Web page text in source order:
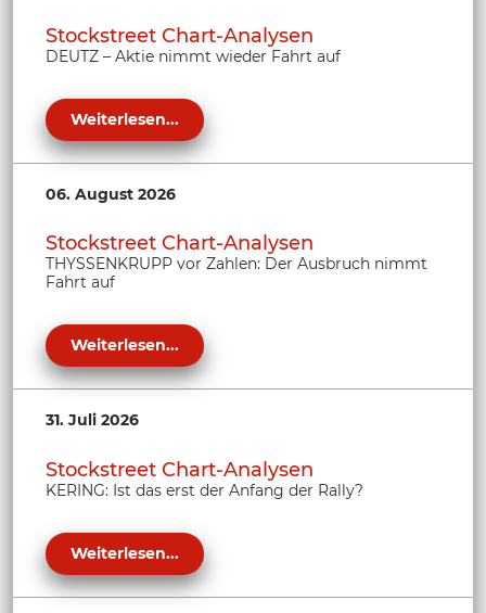
Stockstreet Chart-Analysen
DEUTZ – Aktie nimmt wieder Fahrt auf
Weiterlesen...
06. August 2026
Stockstreet Chart-Analysen
THYSSENKRUPP vor Zahlen: Der Ausbruch nimmt
Fahrt auf
Weiterlesen...
31. Juli 2026
Stockstreet Chart-Analysen
KERING: Ist das erst der Anfang der Rally?
Weiterlesen...